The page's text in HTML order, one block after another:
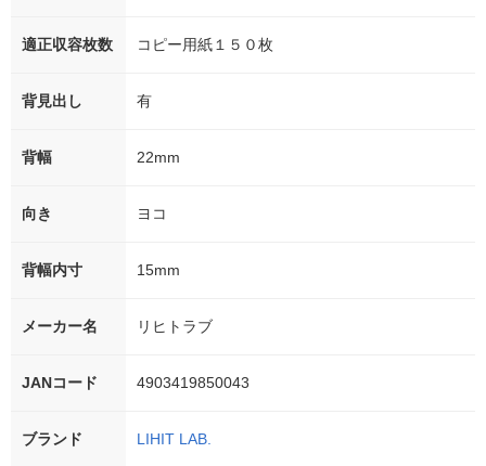
適正収容枚数 コピー用紙１５０枚
背見出し 有
背幅 22mm
向き ヨコ
背幅内寸 15mm
メーカー名 リヒトラブ
JANコード 4903419850043
ブランド LIHIT LAB.